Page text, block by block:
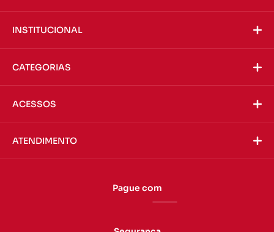
INSTITUCIONAL
CATEGORIAS
ACESSOS
ATENDIMENTO
Pague com